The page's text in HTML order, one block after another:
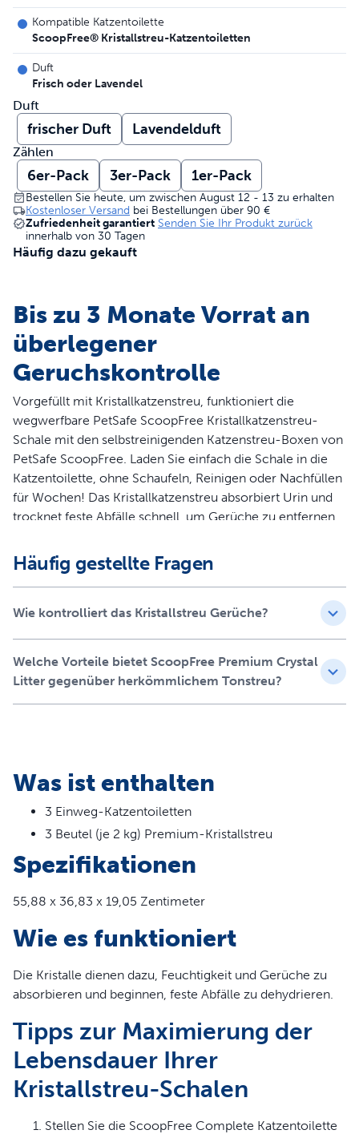
Kompatible Katzentoilette
ScoopFree® Kristallstreu-Katzentoiletten
Duft
Frisch oder Lavendel
Duft
frischer Duft Lavendelduft
Zählen
6er-Pack 3er-Pack 1er-Pack
Bestellen Sie heute, um zwischen August 12 - 13 zu erhalten
Kostenloser Versand bei Bestellungen über 90 €
Zufriedenheit garantiert Senden Sie Ihr Produkt zurück
innerhalb von 30 Tagen
Häufig dazu gekauft
Bis zu 3 Monate Vorrat an
überlegener
Geruchskontrolle
Vorgefüllt mit Kristallkatzenstreu, funktioniert die
wegwerfbare PetSafe ScoopFree Kristallkatzenstreu-
Schale mit den selbstreinigenden Katzenstreu-Boxen von
PetSafe ScoopFree. Laden Sie einfach die Schale in die
Katzentoilette, ohne Schaufeln, Reinigen oder Nachfüllen
für Wochen! Das Kristallkatzenstreu absorbiert Urin und
trocknet feste Abfälle schnell, um Gerüche zu entfernen.
abgedeckten Abfallfalle müssen Sie nie wieder
unangenehmen Abfall sehen oder berühren! Ersetzen Sie
einfach alle paar Wochen die Katzenstreu-Schale und Ihre
ScoopFree Selbstreinigende Katzentoilette ist wieder wie
neu. Die Marke PetSafe ist hier, um Ihnen und Ihrem
Haustier ein glückliches Zusammenleben zu
ermöglichen.
99% staubfreies Kristallstreu absorbiert Gerüche
schnell
Drei Packungsgrößenoptionen: 1er-Pack, 3er-Pack
und 6er-Pack
Mit einer Kunststoffauskleidung ausgestattet, um Lecks
Jedes Tablett hält bis zu 30 Tage für eine einzelne Katze
Unordnung außerhalb der Box
Katzentoiletten
Häufig gestellte Fragen
Wie kontrolliert das Kristallstreu Gerüche?
Welche Vorteile bietet ScoopFree Premium Crystal
Litter gegenüber herkömmlichem Tonstreu?
Was ist enthalten
3 Einweg-Katzentoiletten
3 Beutel (je 2 kg) Premium-Kristallstreu
Spezifikationen
55,88 x 36,83 x 19,05 Zentimeter
Wie es funktioniert
Die Kristalle dienen dazu, Feuchtigkeit und Gerüche zu
absorbieren und beginnen, feste Abfälle zu dehydrieren.
Tipps zur Maximierung der
Lebensdauer Ihrer
Kristallstreu-Schalen
Stellen Sie die ScoopFree Complete Katzentoilette